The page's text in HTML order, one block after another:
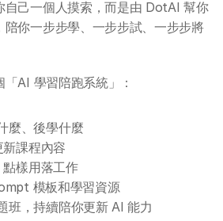
自己一個人摸索，而是由 DotAI 幫你
你一步步學、一步步試、一步步將
AI 學習陪跑系統」：
麼、後學什麼
課程內容
樣用落工作
模板和學習資源
班，持續陪你更新 AI 能力